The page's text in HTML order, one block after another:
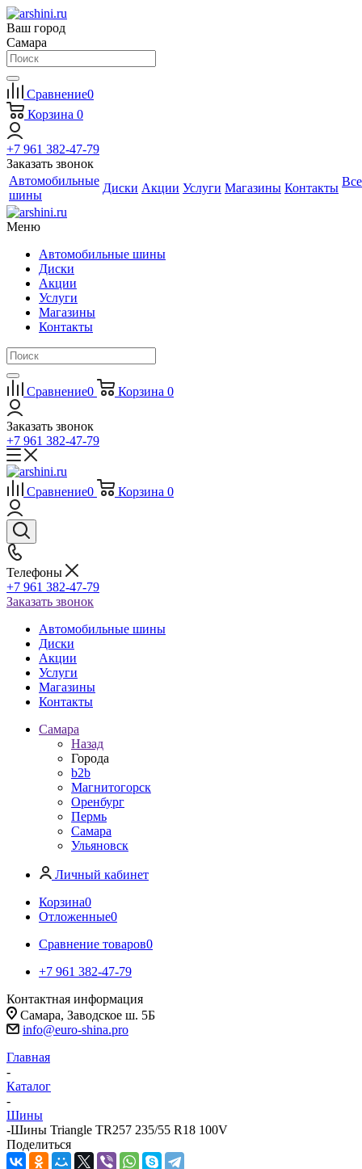
Ваш город
Самара
Сравнение0
Корзина 0
+7 961 382-47-79
Заказать звонок
Автомобильные
шины
Диски Акции Услуги Магазины Контакты Все
Меню
Автомобильные шины
Диски
Акции
Услуги
Магазины
Контакты
Сравнение0 Корзина 0
Заказать звонок
+7 961 382-47-79
Сравнение0 Корзина 0
Телефоны
+7 961 382-47-79
Заказать звонок
Автомобильные шины
Диски
Акции
Услуги
Магазины
Контакты
Самара
Назад
Города
b2b
Магнитогорск
Оренбург
Пермь
Самара
Ульяновск
Личный кабинет
Корзина0
Отложенные0
Сравнение товаров0
+7 961 382-47-79
Контактная информация
Самара, Заводское ш. 5Б
info@euro-shina.pro
Главная
-
Каталог
-
Шины
-Шины Triangle TR257 235/55 R18 100V
Поделиться